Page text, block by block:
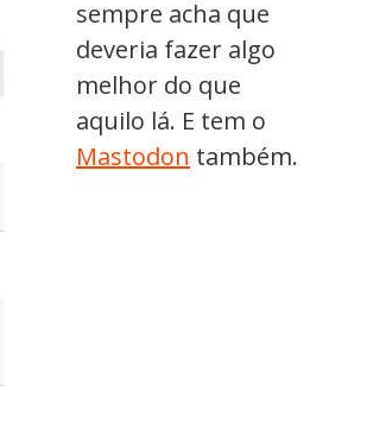
sempre acha que
deveria fazer algo
melhor do que
aquilo lá. E tem o
Mastodon também.